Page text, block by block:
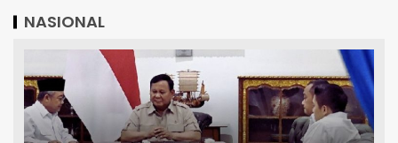
NASIONAL